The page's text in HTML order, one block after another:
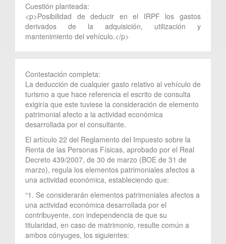
Cuestión planteada:
<p>Posibilidad de deducir en el IRPF los gastos
derivados de la adquisición, utilización y
mantenimiento del vehículo.</p>
Contestación completa:
La deducción de cualquier gasto relativo al vehículo de
turismo a que hace referencia el escrito de consulta
exigiría que este tuviese la consideración de elemento
patrimonial afecto a la actividad económica
desarrollada por el consultante.
El artículo 22 del Reglamento del Impuesto sobre la
Renta de las Personas Físicas, aprobado por el Real
Decreto 439/2007, de 30 de marzo (BOE de 31 de
marzo), regula los elementos patrimoniales afectos a
una actividad económica, estableciendo que:
“1. Se considerarán elementos patrimoniales afectos a
una actividad económica desarrollada por el
contribuyente, con independencia de que su
titularidad, en caso de matrimonio, resulte común a
ambos cónyuges, los siguientes: